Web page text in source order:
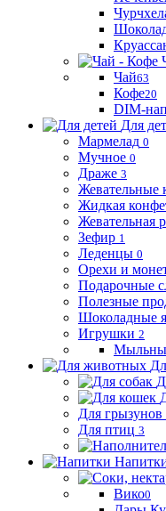
Чай63
Кофе20
DIM-
Для
Мармелад 0
Мучное 0
Драже 3
Жевательные
Жидкая
Жевательная
Зефир 1
Леденцы 0
Орехи и
Подарочные
Полезные
Шоколадные
Игрушки 2
Для грызунов
Для птиц 3
Вико0